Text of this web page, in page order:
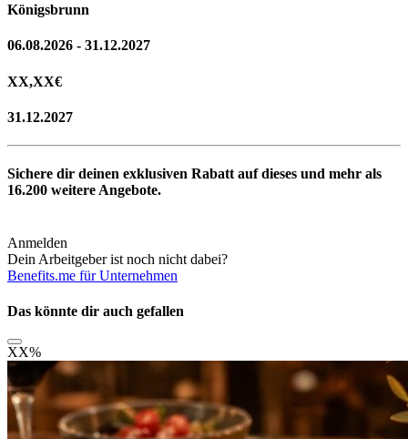
Königsbrunn
06.08.2026 - 31.12.2027
XX,XX€
31.12.2027
Sichere dir deinen exklusiven Rabatt auf dieses und mehr als
16.200 weitere Angebote.
Anmelden
Dein Arbeitgeber ist noch nicht dabei?
Benefits.me für Unternehmen
Das könnte dir auch gefallen
XX%